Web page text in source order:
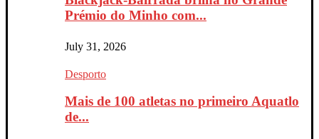
Prémio do Minho com...
July 31, 2026
Desporto
Mais de 100 atletas no primeiro Aquatlo
de...